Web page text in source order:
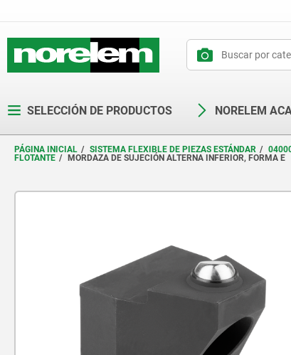
SELECCIÓN DE PRODUCTOS NORELEM
PÁGINA INICIAL SISTEMA FLEXIBLE DE PIEZAS ESTÁNDAR
FLOTANTE
MORDAZA DE SUJECIÓN ALTERNA INFERIOR, FORMA E